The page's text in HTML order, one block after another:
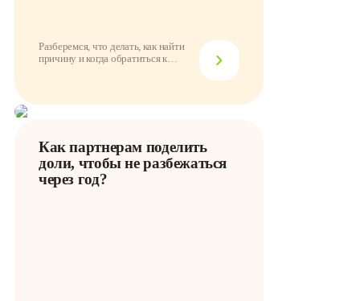
Разберемся, что делать, как найти
причину и когда обратиться к
Как партнерам поделить
доли, чтобы не разбежаться
через год?